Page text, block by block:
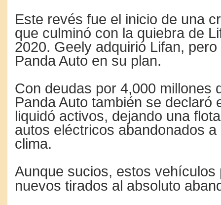
Este revés fue el inicio de una
que culminó con la quiebra de
2020. Geely adquirió Lifan,
Panda Auto en su plan.
Con deudas por 4,000 millones
Panda Auto también se declaró
liquidó activos, dejando una
autos eléctricos abandonados
clima.
Aunque sucios, estos vehículos
nuevos tirados al absoluto